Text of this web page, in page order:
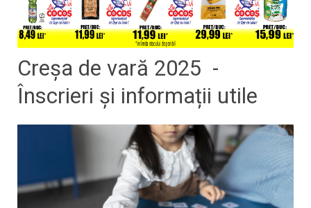
Creșa de vară 2025 -
Înscrieri și informații utile